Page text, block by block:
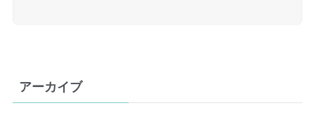
アーカイブ